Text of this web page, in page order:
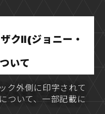
クⅡ(ジョニー・
いて
ク外側に印字されて
ついて、一部記載に